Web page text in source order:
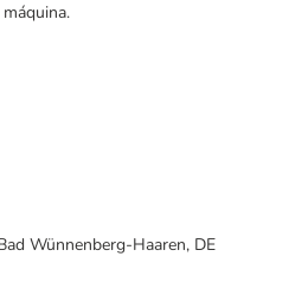
Wünnenberg-Haaren, DE